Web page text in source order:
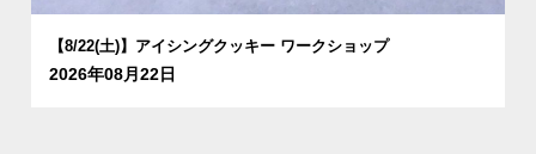
【8/22(土)】アイシングクッキー ワークショップ
2026年08月22日